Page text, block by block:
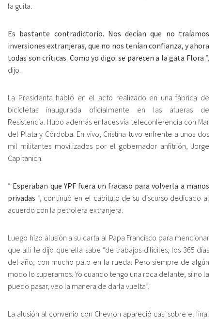
la guita.
Es bastante contradictorio. Nos decían que no traíamos
inversiones extranjeras, que no nos tenían confianza, y ahora
todas son críticas. Como yo digo: se parecen a la gata Flora ”,
dijo.
La Presidenta habló en el acto realizado en una fábrica de
bicicletas inaugurada oficialmente en las afueras de
Resistencia. Hubo además enlaces vía teleconferencia con Mar
del Plata y Córdoba. En vivo, Cristina tuvo enfrente a unos dos
mil militantes movilizados por el gobernador anfitrión, Jorge
Capitanich.
“ Esperaban que YPF fuera un fracaso para volverla a manos
privadas ”, continuó en el capítulo de su discurso dedicado al
acuerdo con la petrolera extranjera.
Luego hizo alusión a su carta al Papa Francisco para mencionar
que allí le dijo que ella sabe “de trabajos difíciles, los 365 días
del año, con mucho palo en la rueda. Pero siempre de algún
modo lo superamos. Yo cuando tengo una roca delante, si no la
puedo pasar, veo la manera de darla vuelta”.
La alusión al convenio con Chevron apareció casi sobre el final